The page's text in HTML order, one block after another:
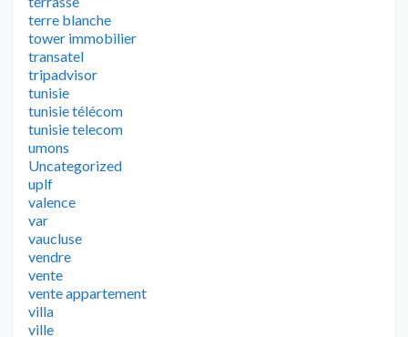
terre blanche
tower immobilier
transatel
tripadvisor
tunisie
tunisie télécom
tunisie telecom
umons
Uncategorized
uplf
valence
var
vaucluse
vendre
vente
vente appartement
villa
ville